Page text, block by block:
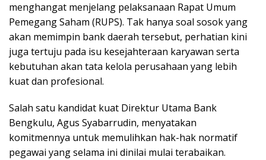
menghangat menjelang pelaksanaan Rapat Umum
Pemegang Saham (RUPS). Tak hanya soal sosok yang
akan memimpin bank daerah tersebut, perhatian kini
juga tertuju pada isu kesejahteraan karyawan serta
kebutuhan akan tata kelola perusahaan yang lebih
kuat dan profesional.
Salah satu kandidat kuat Direktur Utama Bank
Bengkulu, Agus Syabarrudin, menyatakan
komitmennya untuk memulihkan hak-hak normatif
pegawai yang selama ini dinilai mulai terabaikan.